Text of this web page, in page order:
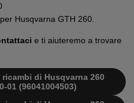
Husqvarna GTH 260.
e ti aiuteremo a trovare
di Husqvarna 260
01 (96041004503)